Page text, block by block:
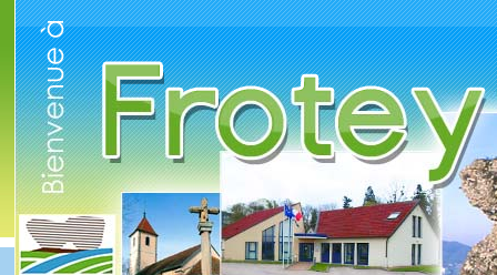
Cookies management panel